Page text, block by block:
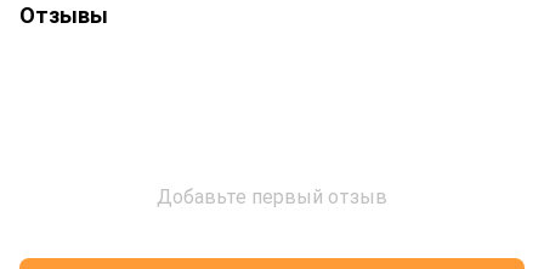
Отзывы
Добавьте первый отзыв